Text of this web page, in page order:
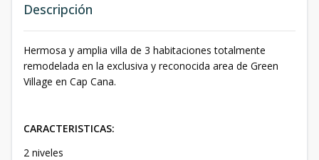
Descripción
Hermosa y amplia villa de 3 habitaciones totalmente
remodelada en la exclusiva y reconocida area de Green
Village en Cap Cana.
CARACTERISTICAS:
2 niveles